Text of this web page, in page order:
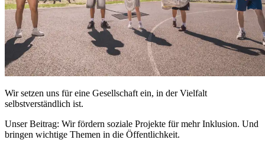
Wir setzen uns für eine Gesellschaft ein, in der Vielfalt
selbstverständlich ist.
UnserBeitrag: Wir fördern soziale Projekte für mehr Inklusion. Und
bringen wichtige Themen in die Öffentlichkeit.